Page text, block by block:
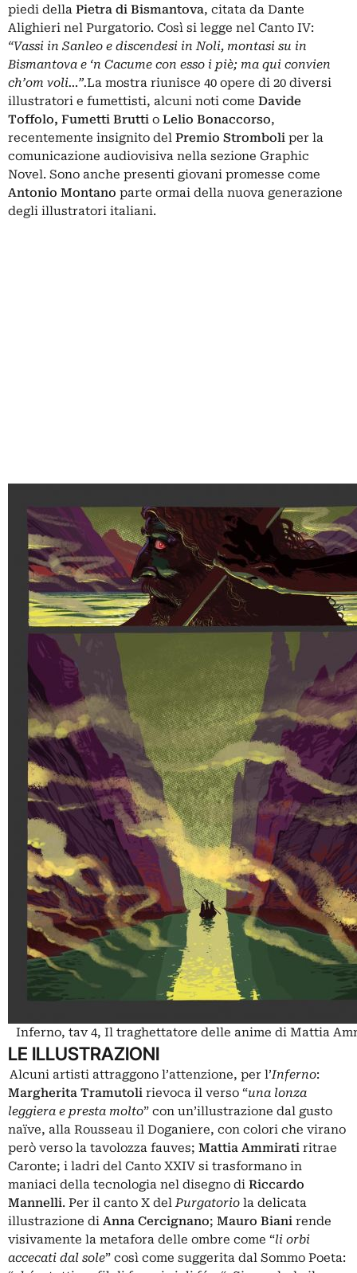
piedi della Pietra di Bismantova, citata da Dante
Alighieri nel Purgatorio. Così si legge nel Canto IV:
“Vassi in Sanleo e discendesi in Noli, montasi su in
Bismantova e ‘n Cacume con esso i piè; ma qui convien
ch’om voli…”.La mostra riunisce 40 opere di 20 diversi
illustratori e fumettisti, alcuni noti come Davide
Toffolo, Fumetti Brutti o Lelio Bonaccorso,
recentemente insignito del Premio Stromboli per la
comunicazione audiovisiva nella sezione Graphic
Novel. Sono anche presenti giovani promesse come
Antonio Montano parte ormai della nuova generazione
degli illustratori italiani.
Inferno, tav 4, Il traghettatore delle anime di Mattia
LE ILLUSTRAZIONI
Alcuni artisti attraggono l’attenzione, per l’Inferno:
Margherita Tramutoli rievoca il verso “una lonza
leggiera e presta molto” con un’illustrazione dal gusto
naïve, alla Rousseau il Doganiere, con colori che virano
però verso la tavolozza fauves; Mattia Ammirati ritrae
Caronte; i ladri del Canto XXIV si trasformano in
maniaci della tecnologia nel disegno di Riccardo
Mannelli. Per il canto X delPurgatorio la delicata
illustrazione di Anna Cercignano; Mauro Biani rende
visivamente la metafora delle ombre come “li orbi
accecati dal sole” così come suggerita dal Sommo Poeta: